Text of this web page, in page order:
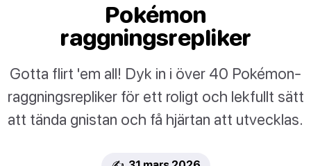
Pokémon
raggningsrepliker
Gotta flirt 'em all! Dyk in i över 40 Pokémon-
raggningsrepliker för ett roligt och lekfullt sätt
att tända gnistan och få hjärtan att utvecklas.